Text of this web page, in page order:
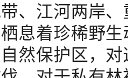
、江河两岸
息着珍稀野
然保护区，